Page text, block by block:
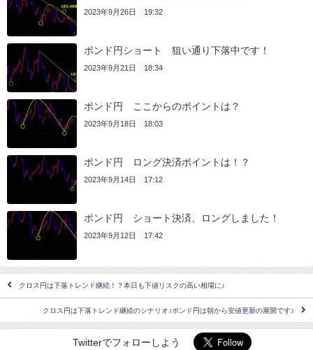
2023年9月26日 19:32
ポンド円ショート 狙い通り下落中です！
2023年9月21日 18:34
ポンド円 ここからのポイントは？
2023年9月18日 18:03
ポンド円 ロング決済ポイントは！？
2023年9月14日 17:12
ポンド円 ショート決済、ロングしました！
2023年9月12日 17:42
クロス円は下落トレンド継続！？本日も下値リスクの高い相場に♪
クロス円は下落トレンド継続のシナリオ♪ポンド円は朝から安値更新の展開です♪
Twitterでフォローしよう